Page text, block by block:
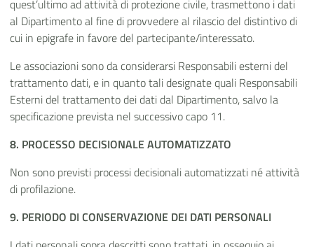
quest’ultimo ad attività di protezione civile, trasmettono i dati
al Dipartimento al fine di provvedere al rilascio del distintivo di
cui in epigrafe in favore del partecipante/interessato.
Le associazioni sono da considerarsi Responsabili esterni del
trattamento dati, e in quanto tali designate quali Responsabili
Esterni del trattamento dei dati dal Dipartimento, salvo la
specificazione prevista nel successivo capo 11.
8. PROCESSO DECISIONALEAUTOMATIZZATO
Non sono previsti processi decisionali automatizzati né attività
di profilazione.
9. PERIODO DI CONSERVAZIONE DEI DATI PERSONALI